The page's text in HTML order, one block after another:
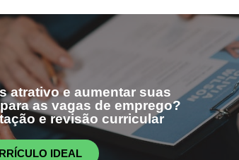
atrativo e aumentar suas
as vagas de emprego?
e revisão curricular
IDEAL